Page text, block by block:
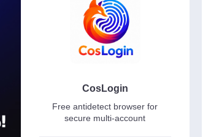
CosLogin
Free antidetect browser for
secure multi-account